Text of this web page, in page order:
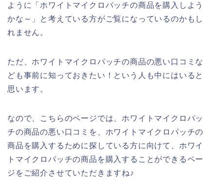
ように「ホワイトマイクロパッチの商品を購入しよう
かな～」と考えている方がご覧になっているのかもし
れません。
ただ、ホワイトマイクロパッチの商品の悪い口コミな
ども事前に知っておきたい！という人も中にはいると
思います。
なので、こちらのページでは、ホワイトマイクロパッ
チの商品の悪い口コミを、ホワイトマイクロパッチの
商品を購入するために探している方に向けて、ホワイ
トマイクロパッチの商品を購入することができるペー
ジをご紹介させていただきますね♪